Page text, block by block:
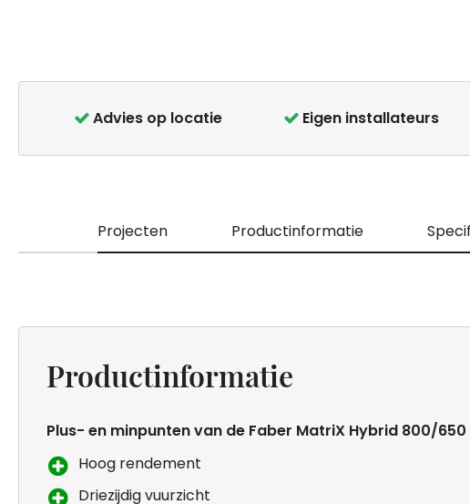
van
Advies op locatie Eigen installateurs
Projecten Productinformatie
Productinformatie
Plus- en minpunten van de Faber MatriX Hybrid 800/650
Hoog rendement
Driezijdig vuurzicht